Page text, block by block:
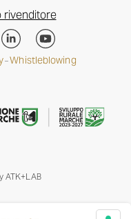
rivenditore
–Whistleblowing
ATK+LAB